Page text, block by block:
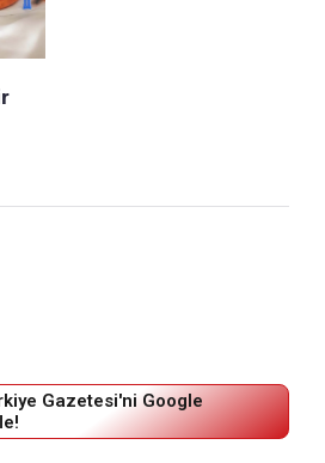
Gazetesi'ni Google